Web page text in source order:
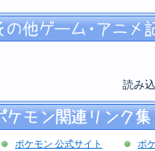
読み
ポケモン 公式サイト
ポ